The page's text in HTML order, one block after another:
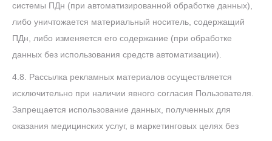
системы ПДн (при автоматизированной обработке данных),
либо уничтожается материальный носитель, содержащий
ПДн, либо изменяется его содержание (при обработке
данных без использования средств автоматизации).
4.8.
Рассылка рекламных материалов осуществляется
исключительно при наличии явного согласия Пользователя.
Запрещается использование данных, полученных для
оказания медицинских услуг, в маркетинговых целях без